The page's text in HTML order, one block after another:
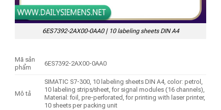
6ES7392-2AX00-0AA0 | 10 labeling sheets DIN A4
Mã sản
phẩm
6ES7392-2AX00-0AA0
Mô tả
SIMATIC S7-300, 10 labeling sheets DIN A4, color: petrol,
10 labeling strips/sheet, for signal modules (16 channels),
Material: foil, pre-perforated, for printing with laser printer,
10 sheets per packing unit